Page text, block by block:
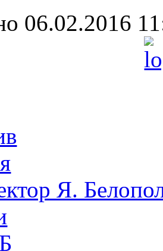
06.02.2016
Я.